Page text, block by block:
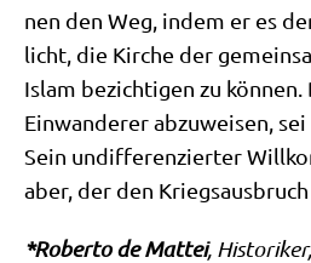
nen den Weg, indem er es
licht, die Kir­che der
Islam bezich­ti­gen zu kön­nen.
Ein­wan­de­rer abzu­wei­sen,
Sein undif­fe­ren­zier­ter
aber, der den
*Rober­to de Mat­tei,